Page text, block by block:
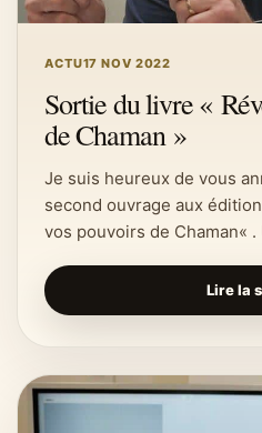
ACTU17 NOV 2022
Sortie du livre «
de Chaman »
Je suis heureux de vous
second ouvrage aux
vos pouvoirs de Chaman«
Lire la